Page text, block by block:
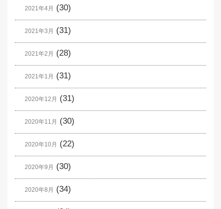
2021年4月 (30)
2021年3月 (31)
2021年2月 (28)
2021年1月 (31)
2020年12月 (31)
2020年11月 (30)
2020年10月 (22)
2020年9月 (30)
2020年8月 (34)